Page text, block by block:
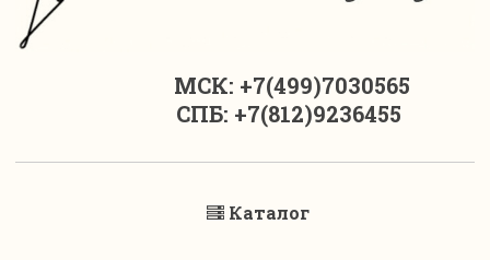
МСК: +7(499)7030565
СПБ: +7(812)9236455
Каталог